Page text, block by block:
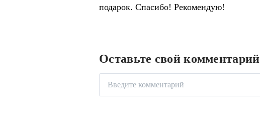
подарок. Спасибо! Рекомендую!
Оставьте свой комментарий